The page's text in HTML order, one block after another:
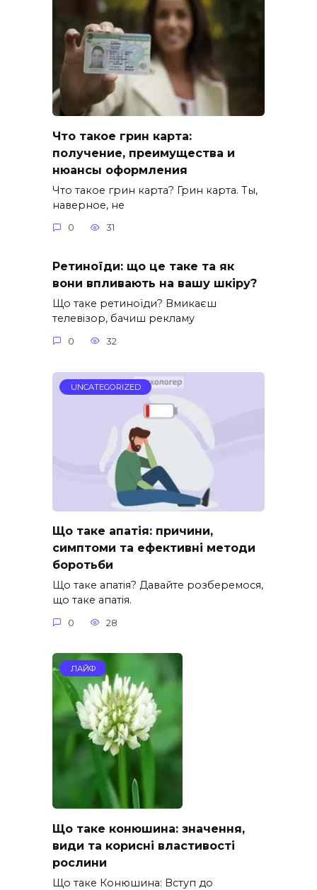
Что такое грин карта:
получение, преимущества и
нюансы оформления
Что такое грин карта? Грин карта. Ты,
наверное, не
0 31
Ретиноїди: що це таке та як
вони впливають на вашу шкіру?
Що таке ретиноїди? Вмикаєш
телевізор, бачиш рекламу
0 32
UNCATEGORIZED
Що таке апатія: причини,
симптоми та ефективні методи
боротьби
Що таке апатія? Давайте розберемося,
що таке апатія.
0 28
ЛАЙФ
Що таке конюшина: значення,
види та корисні властивості
рослини
Що таке Конюшина: Вступ до